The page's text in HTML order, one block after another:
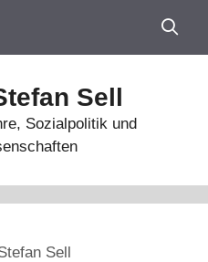
Sell
Sozialpolitik und
Sell